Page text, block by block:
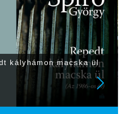
kályhámon macska ül